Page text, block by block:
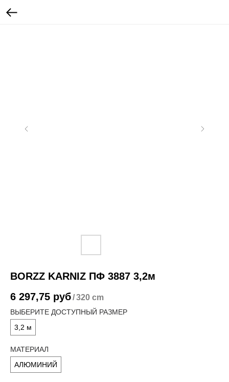
BORZZ KARNIZ ПФ 3887 3,2м
6 297,75 руб/320 cm
ВЫБЕРИТЕ ДОСТУПНЫЙ РАЗМЕР
3,2 м
МАТЕРИАЛ
АЛЮМИНИЙ